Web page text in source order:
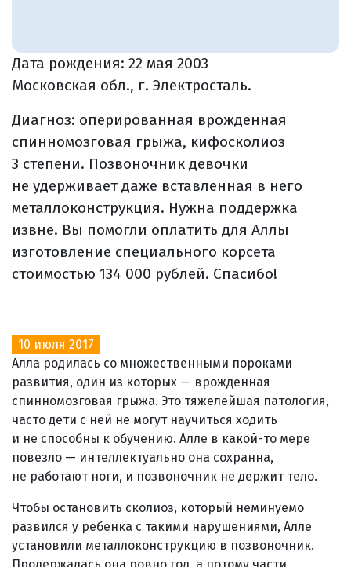
Дата рождения: 22 мая 2003
Московская обл., г. Электросталь.
Диагноз: оперированная врожденная
спинномозговая грыжа, кифосколиоз
3 степени. Позвоночник девочки
не удерживает даже вставленная в него
металлоконструкция. Нужна поддержка
извне. Вы помогли оплатить для Аллы
изготовление специального корсета
стоимостью 134 000 рублей. Спасибо!
10 июля 2017
Алла родилась со множественными пороками
развития, один из которых — врожденная
спинномозговая грыжа. Это тяжелейшая патология,
часто дети с ней не могут научиться ходить
и не способны к обучению. Алле в какой-то мере
повезло — интеллектуально она сохранна,
не работают ноги, и позвоночник не держит тело.
Чтобы остановить сколиоз, который неминуемо
развился у ребенка с такими нарушениями, Алле
установили металлоконструкцию в позвоночник.